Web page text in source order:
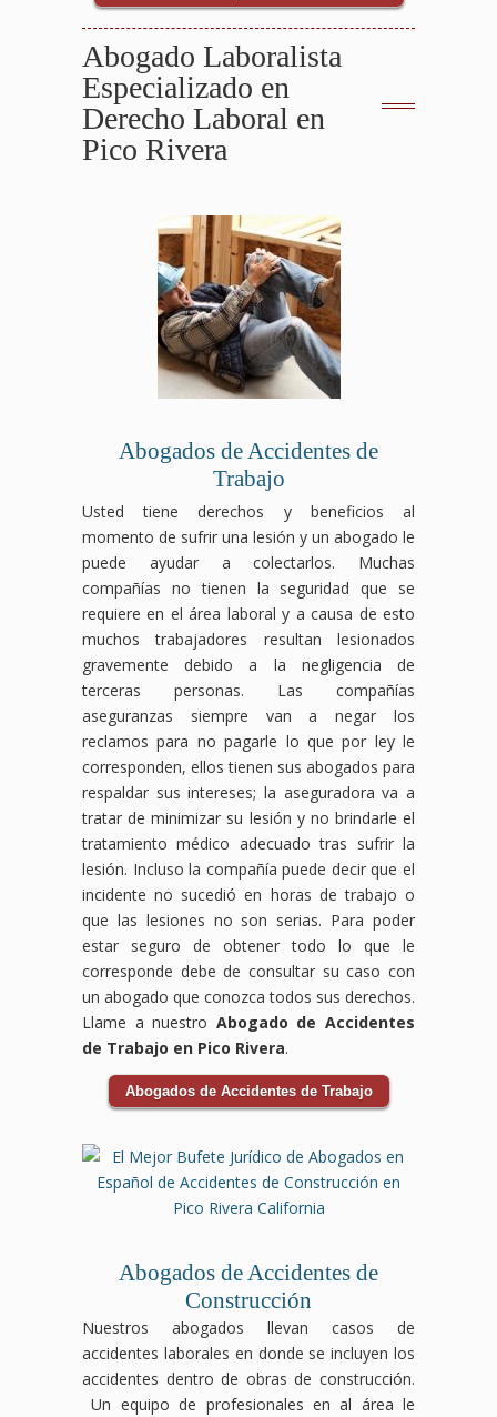
Abogado Laboralista
Especializado en
Derecho Laboral en
Pico Rivera
Abogados de Accidentes de
Trabajo
Usted tiene derechos y beneficios al
momento de sufrir una lesión y un abogado le
puede ayudar a colectarlos. Muchas
compañías no tienen la seguridad que se
requiere en el área laboral y a causa de esto
muchos trabajadores resultan lesionados
gravemente debido a la negligencia de
terceras personas. Las compañías
aseguranzas siempre van a negar los
reclamos para no pagarle lo que por ley le
corresponden, ellos tienen sus abogados para
respaldar sus intereses; la aseguradora va a
tratar de minimizar su lesión y no brindarle el
tratamiento médico adecuado tras sufrir la
lesión. Incluso la compañía puede decir que el
incidente no sucedió en horas de trabajo o
que las lesiones no son serias. Para poder
estar seguro de obtener todo lo que le
corresponde debe de consultar su caso con
un abogado que conozca todos sus derechos.
Llame a nuestro Abogado de Accidentes
de Trabajo en Pico Rivera.
Abogados de Accidentes de Trabajo
Abogados de Accidentes de
Construcción
Nuestros abogados llevan casos de
accidentes laborales en donde se incluyen los
accidentes dentro de obras de construcción.
Un equipo de profesionales en al área le